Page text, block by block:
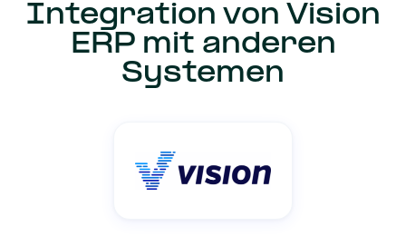
Integration von Vision
ERP mit anderen
Systemen